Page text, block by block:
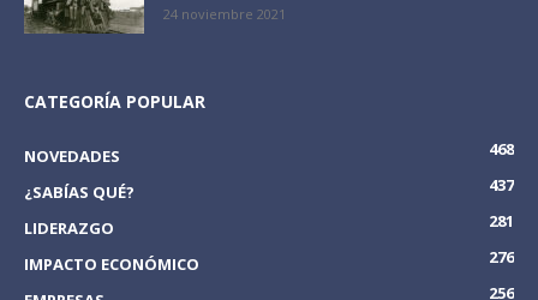
24 noviembre 2021
CATEGORÍA POPULAR
NOVEDADES
468
¿SABÍAS QUÉ?
437
LIDERAZGO
281
IMPACTO ECONÓMICO
276
256